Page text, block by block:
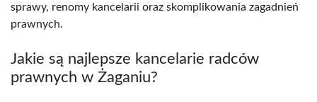
sprawy, renomy kancelarii oraz skomplikowania zagadnień
prawnych.
Jakie są najlepsze kancelarie radców
prawnych w Żaganiu?